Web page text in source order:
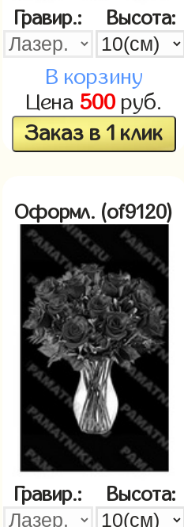
Гравир.: Высота:
В корзину
Цена 500руб.
Заказ в 1 клик
Оформл. (of9120)
Гравир.: Высота: